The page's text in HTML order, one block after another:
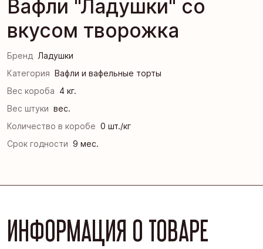
Вафли "Ладушки" со
вкусом творожка
Бренд Ладушки
Категория Вафли и вафельные торты
Вес короба 4 кг.
Вес штуки вес.
Количество в коробе 0 шт./кг
Срок годности 9 мес.
ИНФОРМАЦИЯ О ТОВАРЕ